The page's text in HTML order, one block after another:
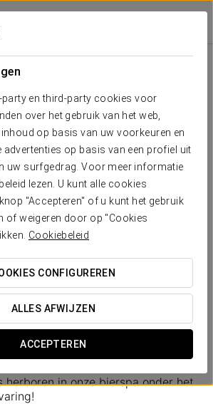
en third-party cookies voor
over het gebruik van het web,
op basis van uw voorkeuren en
advertenties op basis van een profiel uit
uw surfgedrag. Voor meer informatie
lezen. U kunt alle cookies
"Accepteren" of u kunt het gebruik
of weigeren door op "Cookies
Cookiebeleid
CONFIGUREREN
ALLES AFWIJZEN
ACCEPTEREN
ervaring voor twee met onbeperkt
de middeleeuwen een bekende
omdat ze de poriën reinigen, de
huid en haar regenereren en
herboren in onze bierspa onder het